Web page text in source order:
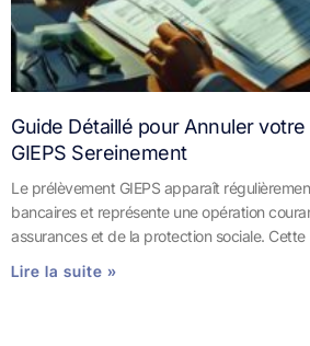
Guide Détaillé pour Annuler
GIEPS Sereinement
Le prélèvement GIEPS apparaît
bancaires et représente une opération
assurances et de la protection sociale. Cette
Lire la suite »